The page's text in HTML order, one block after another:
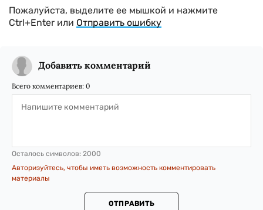
Пожалуйста, выделите ее мышкой и нажмите
Ctrl+Enter или Отправить ошибку
Добавить комментарий
Всего комментариев: 0
Осталось символов: 2000
Авторизуйтесь, чтобы иметь возможность комментировать
материалы
ОТПРАВИТЬ